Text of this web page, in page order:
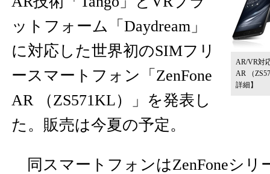
AR/VR対
AR （
詳細】
ットフォーム「Daydream」
に対応した世界初のSIMフリ
ースマートフォン「ZenFone
AR （ZS571KL）」を発表し
た。販売は今夏の予定。
同スマートフォンはZenFoneシリ